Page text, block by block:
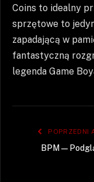
Coins to idealny
sprzętowe to
zapadającą w
fantastyczną
legenda Game
POPRZEDNI
BPM —